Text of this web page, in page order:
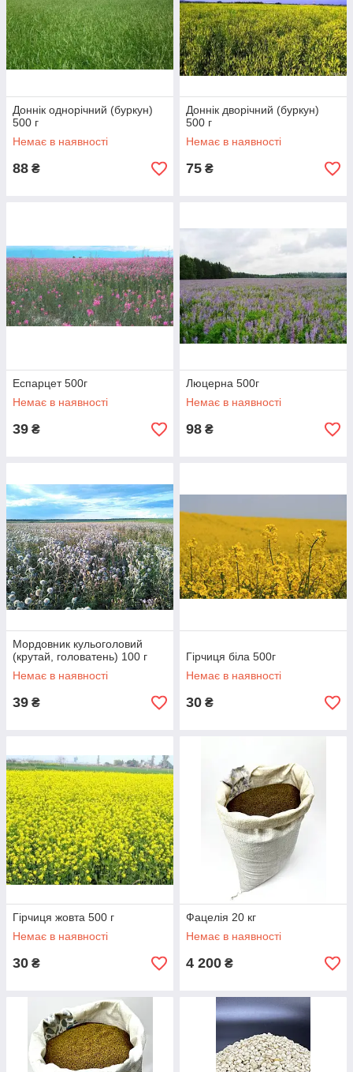
Доннік однорічний (буркун)
500 г
Немає в наявності
88 ₴
Доннік дворічний (буркун)
500 г
Немає в наявності
75 ₴
Еспарцет 500г
Немає в наявності
39 ₴
Люцерна 500г
Немає в наявності
98 ₴
Мордовник кульоголовий
(крутай, головатень) 100 г
Немає в наявності
39 ₴
Гірчиця біла 500г
Немає в наявності
30 ₴
Гірчиця жовта 500 г
Немає в наявності
30 ₴
Фацелія 20 кг
Немає в наявності
4 200 ₴